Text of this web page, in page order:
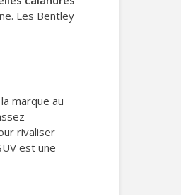
Les Bentley
marque au
rivaliser
est une